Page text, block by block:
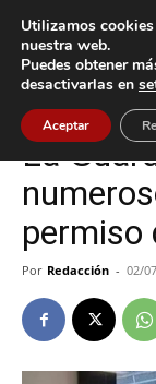
Inicio Tui
Tui
La
permiso
Por Redacción - 02/
Utilizamos
nuestra web.
Puedes obtener
desactivarlas en
Aceptar